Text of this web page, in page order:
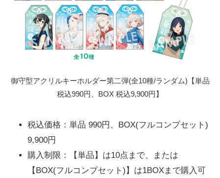
御守型アクリルキーホルダー第二弾(全10種/ランダム)【単品
税込990円、BOX 税込9,900円】
税込価格：単品 990円、BOX(フルコンプセット)
9,900円
購入制限：【単品】は10点まで、または
【BOX(フルコンプセット)】は1BOXまで購入可